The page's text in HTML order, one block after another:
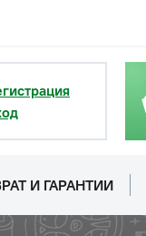
И ГАРАНТИИ
−
−